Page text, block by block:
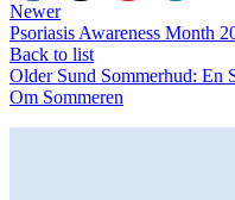
Newer
Psoriasis Awareness Month
Back to list
Older Sund Sommerhud: En
Om Sommeren